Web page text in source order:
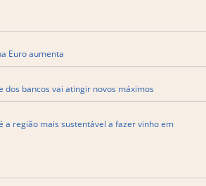
Euro aumenta
dos bancos vai atingir novos máximos
a região mais sustentável a fazer vinho em